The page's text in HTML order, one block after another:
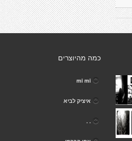
כמה מהיוצרים
mi mi
איציק לביא
. .